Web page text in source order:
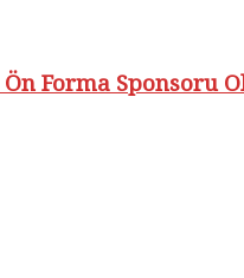
Forma Sponsoru